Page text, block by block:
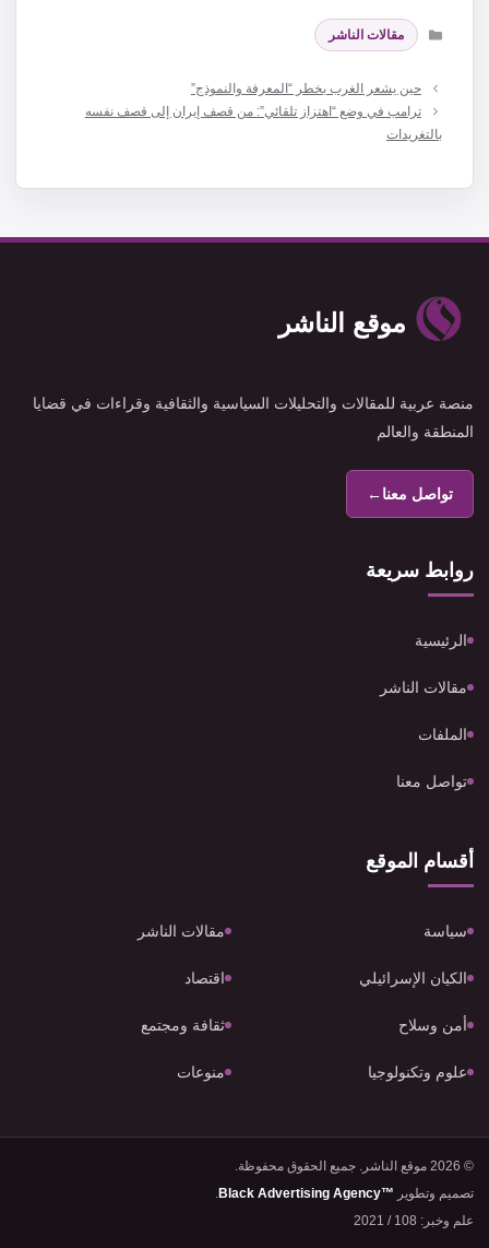
التصنيفات
مقالات الناشر
حين يشعر الغرب بخطر “المعرفة والنموذج”
ترامب في وضع “اهتزاز تلقائي”: من قصف إيران إلى قصف نفسه
بالتغريدات
موقع الناشر
منصة عربية للمقالات والتحليلات السياسية والثقافية وقراءات في قضايا
المنطقة والعالم
تواصل معنا←
روابط سريعة
الرئيسية
مقالات الناشر
الملفات
تواصل معنا
أقسام الموقع
سياسة مقالات الناشر
الكيان الإسرائيلي اقتصاد
أمن وسلاح ثقافة ومجتمع
علوم وتكنولوجيا منوعات
© 2026 موقع الناشر. جميع الحقوق محفوظة.
تصميم وتطوير Black Advertising Agency™
.
علم وخبر: 108 / 2021